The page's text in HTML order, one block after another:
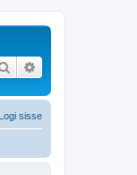
Otsi
Logi sisse